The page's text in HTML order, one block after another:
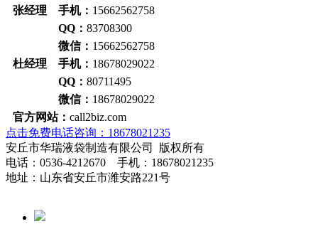
张经理 手机： 15662562758
QQ： 83708300
微信： 15662562758
杜经理 手机： 18678029022
QQ： 80711495
微信： 18678029022
官方网站： call2biz.com
点击免费电话咨询：18678021235
安丘市华瑞液袋制造有限公司 版权所有
电话：0536-4212670 手机：18678021235
地址：山东省安丘市潍安路221号